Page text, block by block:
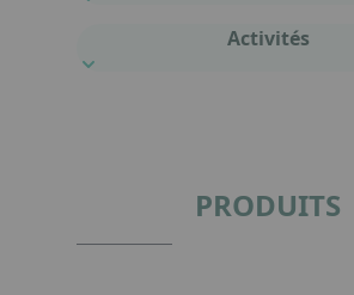
Activités
PRODUITS